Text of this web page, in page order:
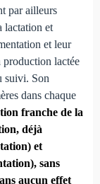
par ailleurs
lactation et
et leur
lactée
suivi. Son
dans chaque
franche de la
déjà
et
sans
aucun effet